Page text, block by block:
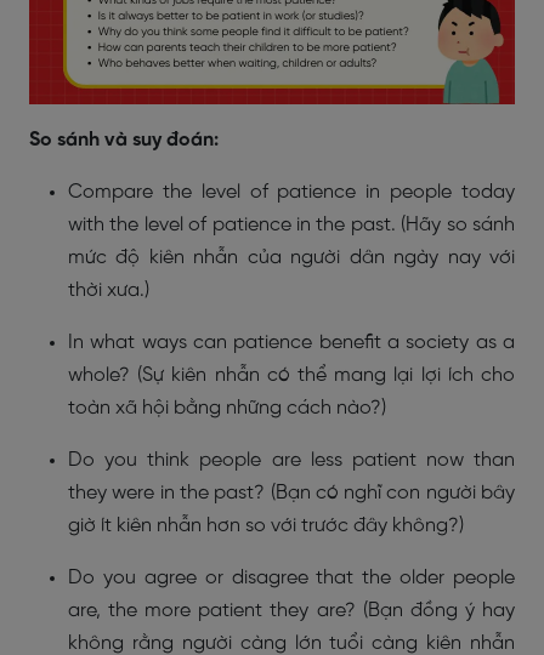
So sánh và suy đoán:
Compare the level of patience in people today
with the level of patience in the past. (Hãy so sánh
mức độ kiên nhẫn của người dân ngày nay với
thời xưa.)
In what ways can patience benefit a society as a
whole? (Sự kiên nhẫn có thể mang lại lợi ích cho
toàn xã hội bằng những cách nào?)
Do you think people are less patient now than
they were in the past? (Bạn có nghĩ con người bây
giờ ít kiên nhẫn hơn so với trước đây không?)
Do you agree or disagree that the older people
are, the more patient they are? (Bạn đồng ý hay
không rằng người càng lớn tuổi càng kiên nhẫn